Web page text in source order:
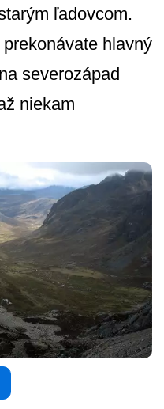
ľadovcom.
hlavný
severozápad
niekam